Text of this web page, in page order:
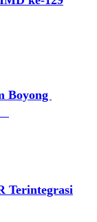
Boyong
Terintegrasi